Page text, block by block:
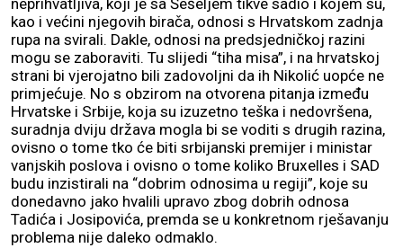
neprihvatljiva, koji je sa Šešeljem tikve sadio i kojem su,
kao i većini njegovih birača, odnosi s Hrvatskom zadnja
rupa na svirali. Dakle, odnosi na predsjedničkoj razini
mogu se zaboraviti. Tu slijedi “tiha misa”, i na hrvatskoj
strani bi vjerojatno bili zadovoljni da ih Nikolić uopće ne
primjećuje. No s obzirom na otvorena pitanja između
Hrvatske i Srbije, koja su izuzetno teška i nedovršena,
suradnja dviju država mogla bi se voditi s drugih razina,
ovisno o tome tko će biti srbijanski premijer i ministar
vanjskih poslova i ovisno o tome koliko Bruxelles i SAD
budu inzistirali na “dobrim odnosima u regiji”, koje su
donedavno jako hvalili upravo zbog dobrih odnosa
Tadića i Josipovića, premda se u konkretnom rješavanju
problema nije daleko odmaklo.